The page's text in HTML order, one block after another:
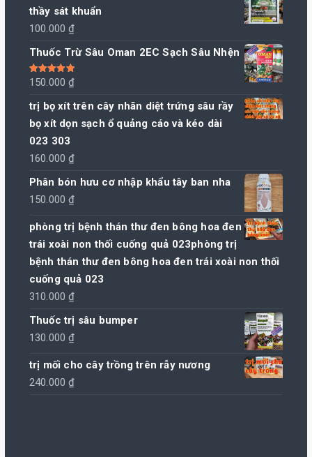
thầy sát khuẩn
100.000₫
Thuốc Trừ Sâu Oman 2EC Sạch Sâu Nhện
Được xếp
hạng 5.00 5
150.000₫
trị bọ xít trên cây nhãn diệt trứng sâu rầy
bọ xít dọn sạch ổ quảng cáo và kéo dài
023 303
160.000₫
Phân bón hưu cơ nhập khẩu tây ban nha
150.000₫
phòng trị bệnh thán thư đen bông hoa đen
trái xoài non thối cuống quả 023phòng trị
bệnh thán thư đen bông hoa đen trái xoài non thối
cuống quả 023
310.000₫
Thuốc trị sâu bumper
130.000₫
trị mối cho cây trồng trên rẫy nương
240.000₫